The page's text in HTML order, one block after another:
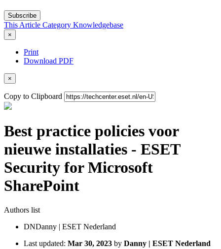
Subscribe
This Article Category Knowledgebase
×
Print
Download PDF
×
Copy to Clipboard
Best practice policies voor
nieuwe installaties - ESET
Security for Microsoft
SharePoint
Authors list
DNDanny | ESET Nederland
Last updated: Mar 30, 2023 by Danny | ESET Nederland